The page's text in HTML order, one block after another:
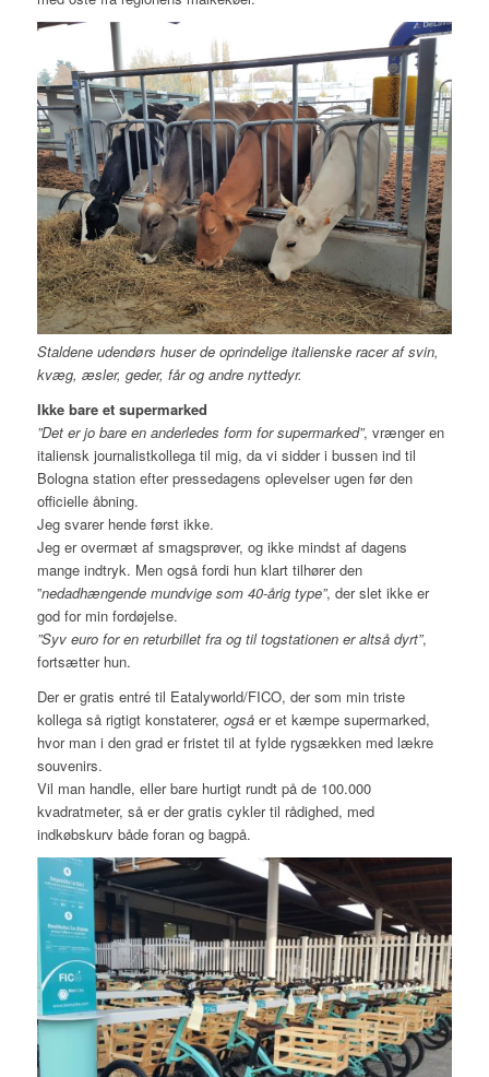
Staldene udendørs huser de oprindelige italienske racer af svin,
kvæg, æsler, geder, får og andre nyttedyr.
Ikke bare et supermarked
”Det er jo bare en anderledes form for supermarked”, vrænger en
italiensk journalistkollega til mig, da vi sidder i bussen ind til
Bologna station efter pressedagens oplevelser ugen før den
officielle åbning.
Jeg svarer hende først ikke.
Jeg er overmæt af smagsprøver, og ikke mindst af dagens
mange indtryk. Men også fordi hun klart tilhører den
”nedadhængende mundvige som 40-årig type”, der slet ikke er
god for min fordøjelse.
”Syv euro for en returbillet fra og til togstationen er altså dyrt”,
fortsætter hun.
Der er gratis entré til Eatalyworld/FICO, der som min triste
kollega så rigtigt konstaterer, ogsåer et kæmpe supermarked,
hvor man i den grad er fristet til at fylde rygsækken med lækre
souvenirs.
Vil man handle, eller bare hurtigt rundt på de 100.000
kvadratmeter, så er der gratis cykler til rådighed, med
indkøbskurv både foran og bagpå.